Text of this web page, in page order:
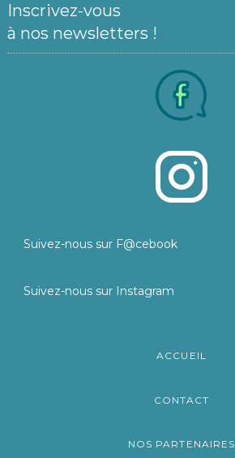
Inscrivez-vous
à nos newsletters !
Suivez-nous sur F@cebook
Suivez-nous sur Instagram
ACCUEIL
CONTACT
NOS PARTENAIRES